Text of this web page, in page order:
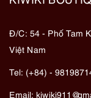
Đ/C: 54 - Phố Tam
Việt Nam
Tel: (+84) -
Email: